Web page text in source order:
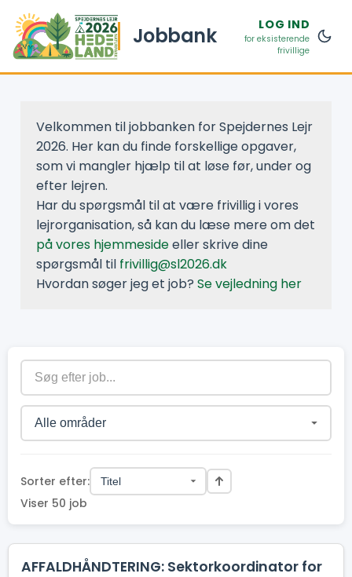
Jobbank LOG IND
for eksisterende
frivillige
Velkommen til jobbanken for Spejdernes Lejr
2026. Her kan du finde forskellige opgaver,
som vi mangler hjælp til at løse før, under og
efter lejren.
Har du spørgsmål til at være frivillig i vores
lejrorganisation, så kan du læse mere om det
på vores hjemmesideeller skrive dine
spørgsmål til frivillig@sl2026.dk
Hvordan søger jeg et job? Se vejledning her
Sorter efter:
Viser 50 job
AFFALDHÅNDTERING: Sektorkoordinator for